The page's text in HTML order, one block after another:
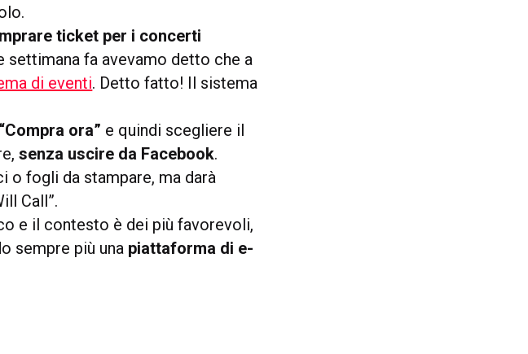
ticket per i concerti
settimana fa avevamo detto che a
di eventi. Detto fatto! Il sistema
“Compra ora” e quindi scegliere il
senza uscire da Facebook.
o fogli da stampare, ma darà
Call”.
e il contesto è dei più favorevoli,
sempre più una piattaforma di e-